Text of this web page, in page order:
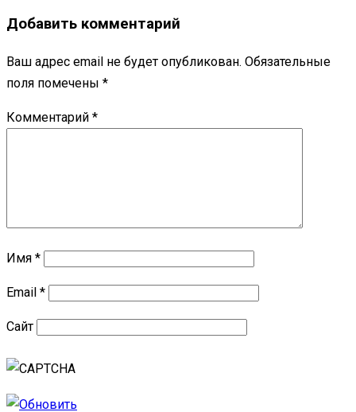
Добавить комментарий
Ваш адрес email не будет опубликован. Обязательные
поля помечены *
Комментарий *
Имя *
Email *
Сайт